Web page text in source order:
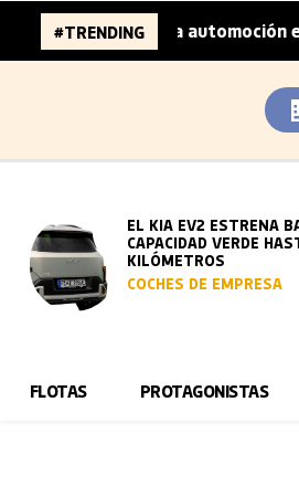
#TRENDING
de la automoción europea si
EL KIA EV2 ESTRENA
CAPACIDAD VERDE
KILÓMETROS
COCHES DE EMPRESA
FLOTAS PROTAGONISTAS